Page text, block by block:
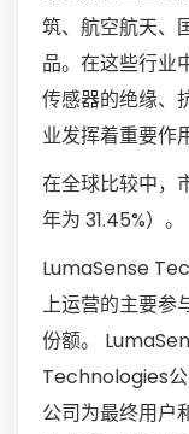
筑、航空航天、
品。在这些行业
传感器的绝缘、
业发挥着重要作
在全球比较中，
年为 31.45%）。
LumaSense
上运营的主要参
份额。
Technologies公
公司为最终用户